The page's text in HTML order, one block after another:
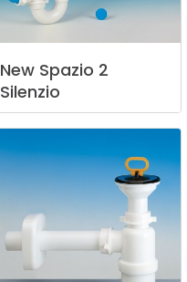
New Spazio 2
Silenzio